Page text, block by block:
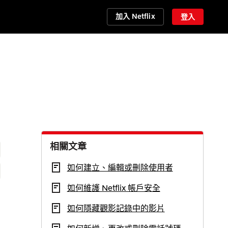
加入 Netflix 登入
相關文章
如何建立、編輯或刪除使用者
如何維護 Netflix 帳戶安全
如何隱藏觀影記錄中的影片